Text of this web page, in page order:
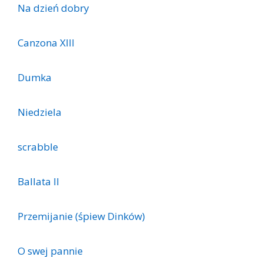
Na dzień dobry
Canzona XIII
Dumka
Niedziela
scrabble
Ballata II
Przemijanie (śpiew Dinków)
O swej pannie